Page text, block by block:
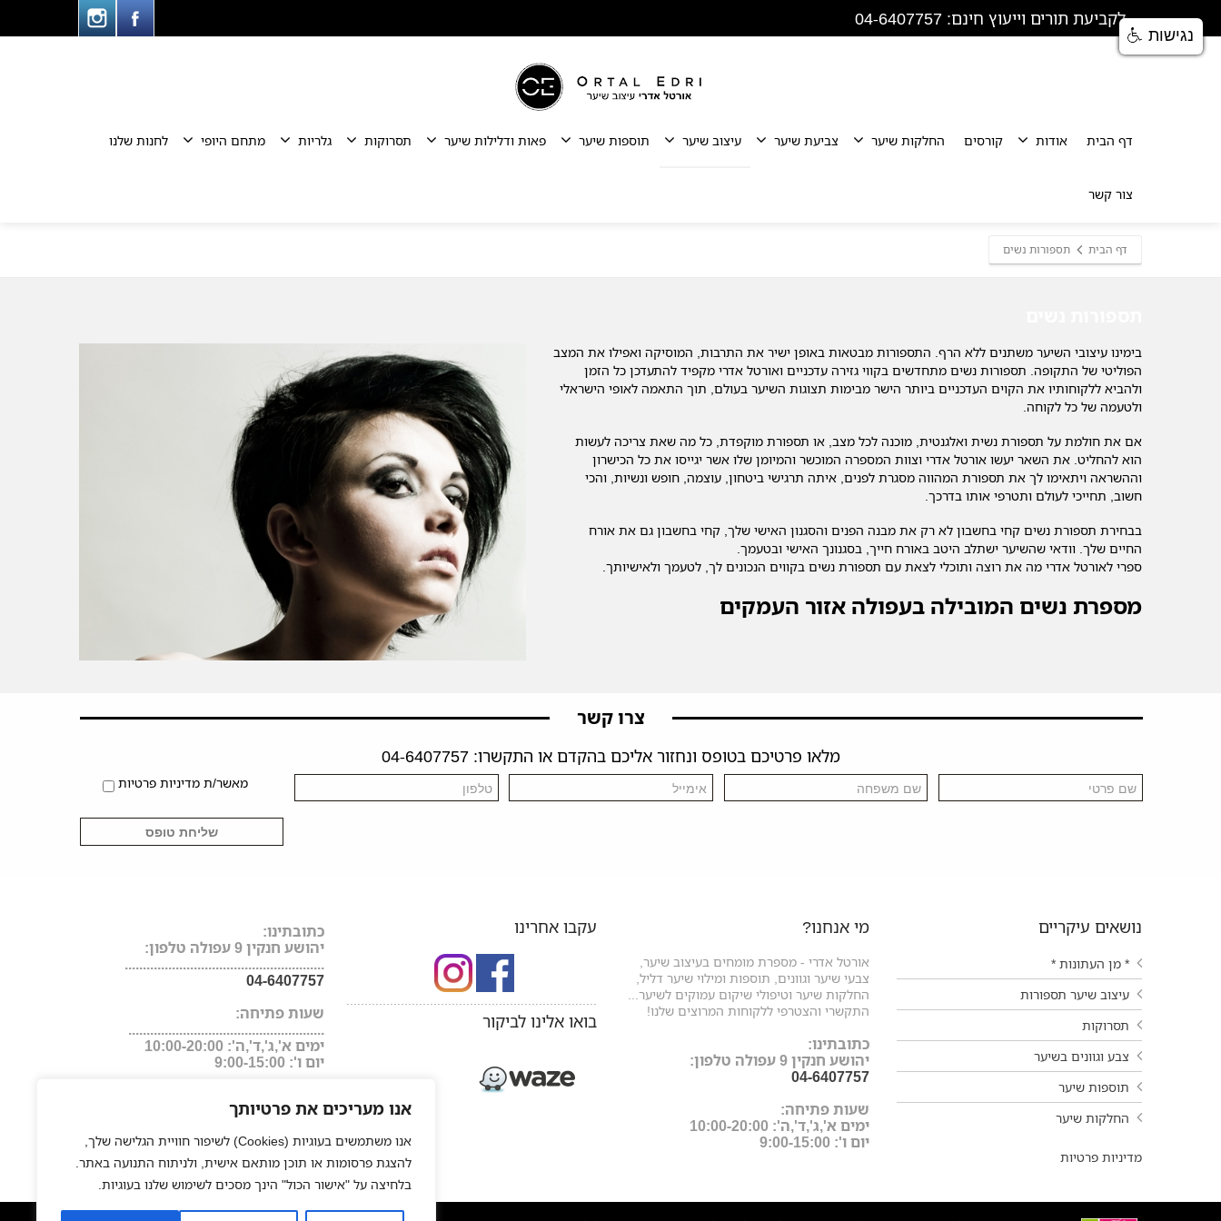
אנו מעריכים את פרטיותך
אנו משתמשים בעוגיות (Cookies) לשיפור חוויית הגלישה שלך,
להצגת פרסומות או תוכן מותאם אישית, ולניתוח התנועה באתר.
בלחיצה על "אישור הכול" הינך מסכים לשימוש שלנו בעוגיות.
לקביעת תורים וייעוץ חינם: 04-6407757
דף הבית אודות קורסים החלקות שיער צביעת שיער עיצוב שיער תוספות שיער פאות ודלילות שיער תסרוקות גלריות מתחם היופי לחנות שלנו
צור קשר
תספורות נשים דף הבית
בימינו עיצובי השיער משתנים ללא הרף. התספורות מבטאות באופן ישיר את התרבות, המוסיקה ואפילו את המצב
הפוליטי של התקופה. תספורות נשים מתחדשים בקווי גזירה עדכניים ואורטל אדרי מקפיד להתעדכן כל הזמן
ולהביא ללקוחותיו את הקוים העדכניים ביותר הישר מבימות תצוגות השיער בעולם, תוך התאמה לאופי הישראלי
ולטעמה של כל לקוחה.
אם את חולמת על תספורת נשית ואלגנטית, מוכנה לכל מצב, או תספורת מוקפדת, כל מה שאת צריכה לעשות
הוא להחליט. את השאר יעשו אורטל אדרי וצוות המספרה המוכשר והמיומן שלו אשר יגייסו את כל הכישרון
וההשראה ויתאימו לך את תספורת המהווה מסגרת לפנים, איתה תרגישי ביטחון, עוצמה, חופש ונשיות, והכי
חשוב, תחייכי לעולם ותטרפי אותו בדרכך.
בבחירת תספורת נשים קחי בחשבון לא רק את מבנה הפנים והסגנון האישי שלך, קחי בחשבון גם את אורח
החיים שלך. וודאי שהשיער ישתלב היטב באורח חייך, בסגנונך האישי ובטעמך.
ספרי לאורטל אדרי מה את רוצה ותוכלי לצאת עם תספורת נשים בקווים הנכונים לך, לטעמך ולאישיותך.
מספרת נשים המובילה בעפולה אזור העמקים
צרו קשר
מלאו פרטיכם בטופס ונחזור אליכם בהקדם או התקשרו: 04-6407757
מאשר/ת מדיניות פרטיות
כתובתינו:
יהושע חנקין 9 עפולה טלפון:
.......................................................
04-6407757
שעות פתיחה:
......................................................
ימים א',ג',ד',ה': 10:00-20:00
יום ו': 9:00-15:00
עקבו אחרינו
.....................................................................
בואו אלינו לביקור
מי אנחנו?
אורטל אדרי - מספרת מומחים בעיצוב שיער,
צבעי שיער וגוונים, תוספות ומילוי שיער דליל,
החלקות שיער וטיפולי שיקום עמוקים לשיער...
התקשרי והצטרפי ללקוחות המרוצים שלנו!
כתובתינו:
יהושע חנקין 9 עפולה טלפון:
04-6407757
שעות פתיחה:
ימים א',ג',ד',ה': 10:00-20:00
יום ו': 9:00-15:00
נושאים עיקריים
* מן העתונות *
עיצוב שיער תספורות
תסרוקות
צבע וגוונים בשיער
תוספות שיער
החלקות שיער
מדיניות פרטיות
נגישות